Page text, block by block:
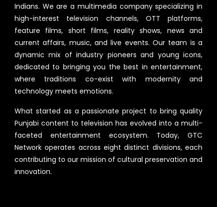
Indians. We are a multimedia company specializing in
high-interest television channels, OTT platforms,
feature films, short films, reality shows, news and
current affairs, music, and live events. Our team is a
dynamic mix of industry pioneers and young icons,
dedicated to bringing you the best in entertainment,
where traditions co-exist with modernity and
technology meets emotions.
What started as a passionate project to bring quality
Punjabi content to television has evolved into a multi-
faceted entertainment ecosystem. Today, GTC
Network operates across eight distinct divisions, each
contributing to our mission of cultural preservation and
innovation.